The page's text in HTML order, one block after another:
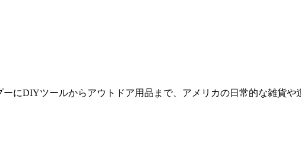
にDIYツールからアウトドア用品まで、アメリカの日常的な雑貨や